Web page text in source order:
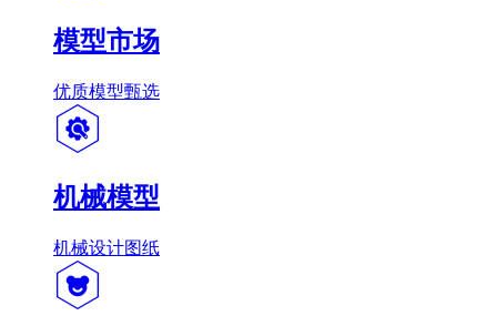
模型市场
优质模型甄选
机械模型
机械设计图纸